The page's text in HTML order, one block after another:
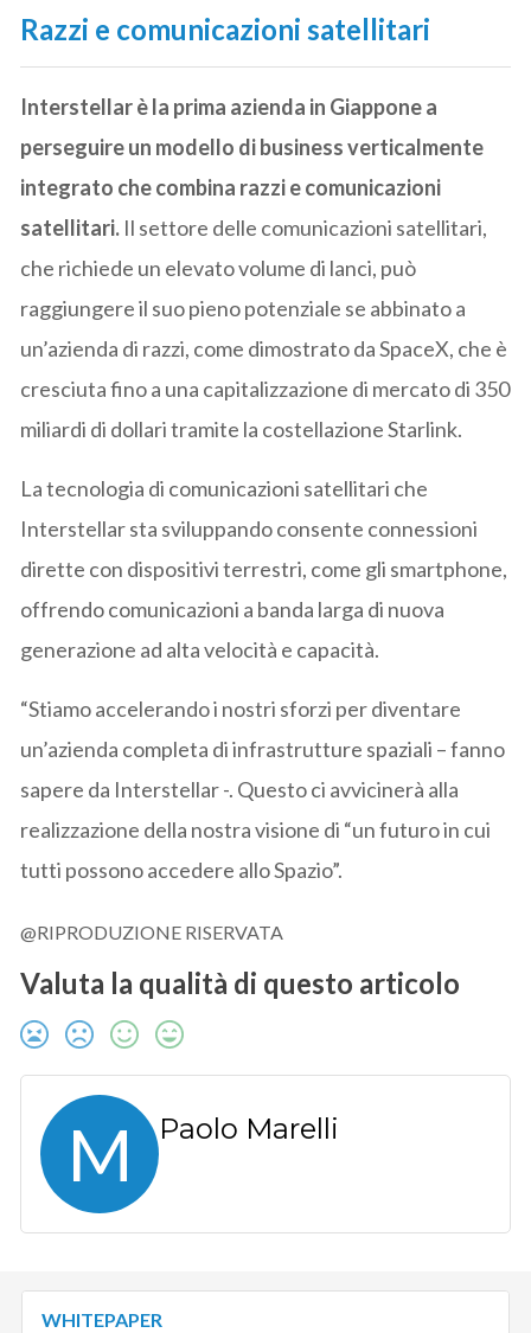
Razzi e comunicazioni satellitari
Interstellar è la prima azienda in Giappone a
perseguire un modello di business verticalmente
integrato che combina razzi e comunicazioni
satellitari. Il settore delle comunicazioni satellitari,
che richiede un elevato volume di lanci, può
raggiungere il suo pieno potenziale se abbinato a
un’azienda di razzi, come dimostrato da SpaceX, che è
cresciuta fino a una capitalizzazione di mercato di 350
miliardi di dollari tramite la costellazione Starlink.
La tecnologia di comunicazioni satellitari che
Interstellar sta sviluppando consente connessioni
dirette con dispositivi terrestri, come gli smartphone,
offrendo comunicazioni a banda larga di nuova
generazione ad alta velocità e capacità.
“Stiamo accelerando i nostri sforzi per diventare
un’azienda completa di infrastrutture spaziali – fanno
sapere da Interstellar -. Questo ci avvicinerà alla
realizzazione della nostra visione di “un futuro in cui
tutti possono accedere allo Spazio”.
@RIPRODUZIONE RISERVATA
Valuta la qualità di questo articolo
M Paolo Marelli
WHITEPAPER